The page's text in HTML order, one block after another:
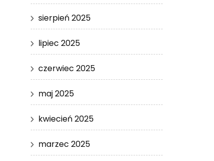
sierpień 2025
lipiec 2025
czerwiec 2025
maj 2025
kwiecień 2025
marzec 2025